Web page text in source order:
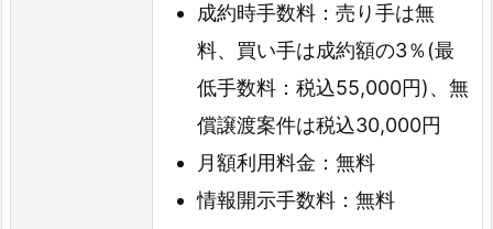
成約時手数料：売り手は無
料、買い手は成約額の3％(最
低手数料：税込55,000円)、無
償譲渡案件は税込30,000円
月額利用料金：無料
情報開示手数料：無料